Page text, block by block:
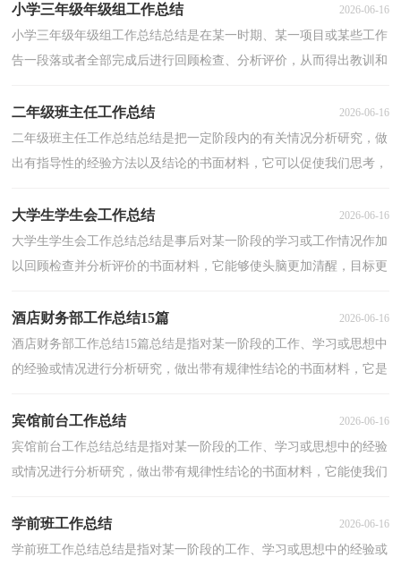
小学三年级年级组工作总结 2026-06-16
小学三年级年级组工作总结总结是在某一时期、某一项目或某些工作
告一段落或者全部完成后进行回顾检查、分析评价，从而得出教训和
二年级班主任工作总结 2026-06-16
二年级班主任工作总结总结是把一定阶段内的有关情况分析研究，做
出有指导性的经验方法以及结论的书面材料，它可以促使我们思考，
大学生学生会工作总结 2026-06-16
大学生学生会工作总结总结是事后对某一阶段的学习或工作情况作加
以回顾检查并分析评价的书面材料，它能够使头脑更加清醒，目标更
酒店财务部工作总结15篇 2026-06-16
酒店财务部工作总结15篇总结是指对某一阶段的工作、学习或思想中
的经验或情况进行分析研究，做出带有规律性结论的书面材料，它是
宾馆前台工作总结 2026-06-16
宾馆前台工作总结总结是指对某一阶段的工作、学习或思想中的经验
或情况进行分析研究，做出带有规律性结论的书面材料，它能使我们
学前班工作总结 2026-06-16
学前班工作总结总结是指对某一阶段的工作、学习或思想中的经验或